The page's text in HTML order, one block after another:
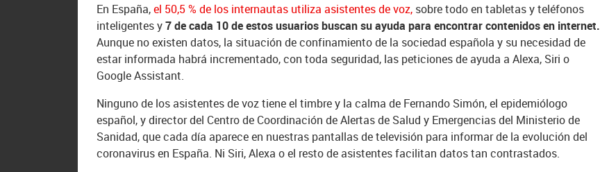
En España,el 50,5 % de los internautas utiliza asistentes de voz, sobre todo en tabletas y teléfonos
inteligentes y7 de cada 10 de estos usuarios buscan su ayuda para encontrar contenidos en internet.
Aunque no existen datos, la situación de confinamiento de la sociedad española y su necesidad de
estar informada habrá incrementado, con toda seguridad, las peticiones de ayuda a Alexa, Siri o
Google Assistant.
Ninguno de los asistentes de voz tiene el timbre y la calma de Fernando Simón, el epidemiólogo
español, y director del Centro de Coordinación de Alertas de Salud y Emergencias del Ministerio de
Sanidad, que cada día aparece en nuestras pantallas de televisión para informar de la evolución del
coronavirus en España. Ni Siri, Alexa o el resto de asistentes facilitan datos tan contrastados.